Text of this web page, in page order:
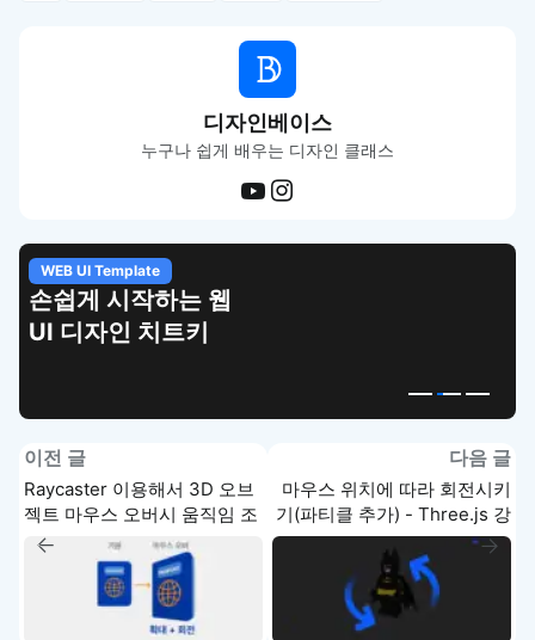
디자인베이스
누구나 쉽게 배우는 디자인 클래스
WEB UI Template
손쉽게 시작하는 웹
UI 디자인 치트키
이전 글
Raycaster 이용해서 3D 오브
젝트 마우스 오버시 움직임 조
절하기(Gsap)
다음 글
마우스 위치에 따라 회전시키
기(파티클 추가) - Three.js 강
의